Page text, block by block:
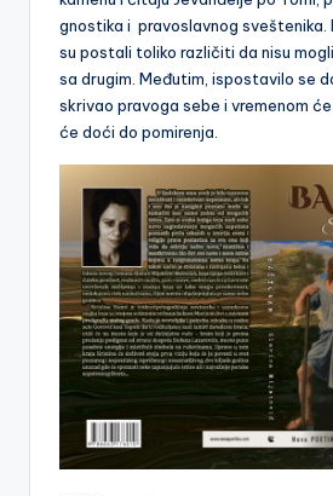
gnostika i pravoslavnog sveštenika.
su postali toliko različiti da nisu
sa drugim. Međutim, ispostavilo se
skrivao pravoga sebe i vremenom
će doći do pomirenja.